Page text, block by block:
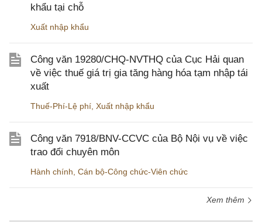
khẩu tại chỗ
Xuất nhập khẩu
Công văn 19280/CHQ-NVTHQ của Cục Hải quan
về việc thuế giá trị gia tăng hàng hóa tạm nhập tái
xuất
Thuế-Phí-Lệ phí Xuất nhập khẩu
Công văn 7918/BNV-CCVC của Bộ Nội vụ về việc
trao đổi chuyên môn
Hành chính Cán bộ-Công chức-Viên chức
Xem thêm